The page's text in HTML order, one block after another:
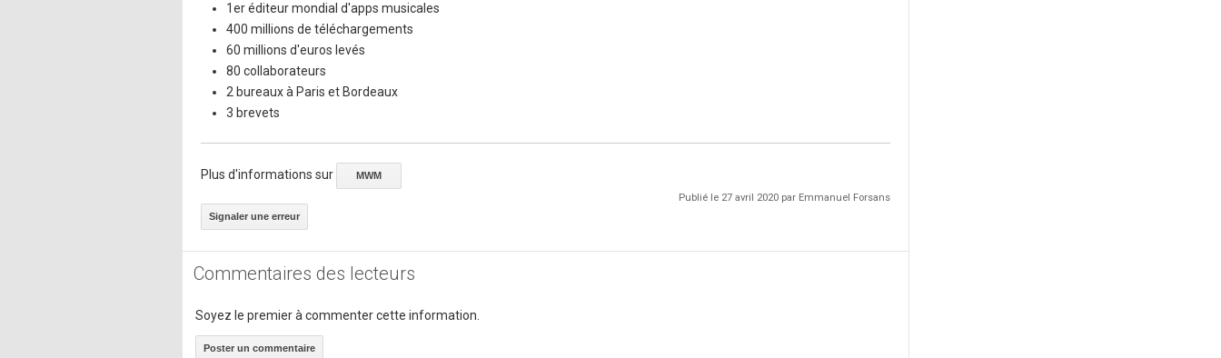
1er éditeur mondial d'apps musicales
400 millions de téléchargements
60 millions d'euros levés
80 collaborateurs
2 bureaux à Paris et Bordeaux
3 brevets
Plus d'informations sur MWM
Publié le 27 avril 2020 par Emmanuel Forsans
Signaler une erreur
Commentaires des lecteurs
Soyez le premier à commenter cette information.
Poster un commentaire